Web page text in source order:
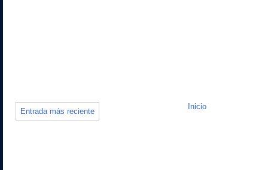
Entrada más reciente
Inicio